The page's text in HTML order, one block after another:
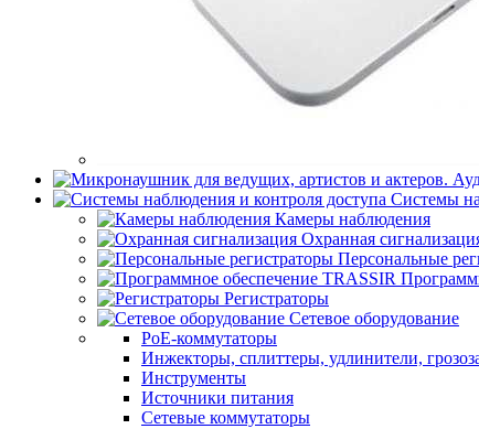
Системы
Камеры наблюдения
Охранная
Персональные
Регистраторы
Сетевое оборудование
PoE-коммутаторы
Инжекторы, сплиттеры, удлинители,
Инструменты
Источники питания
Сетевые коммутаторы